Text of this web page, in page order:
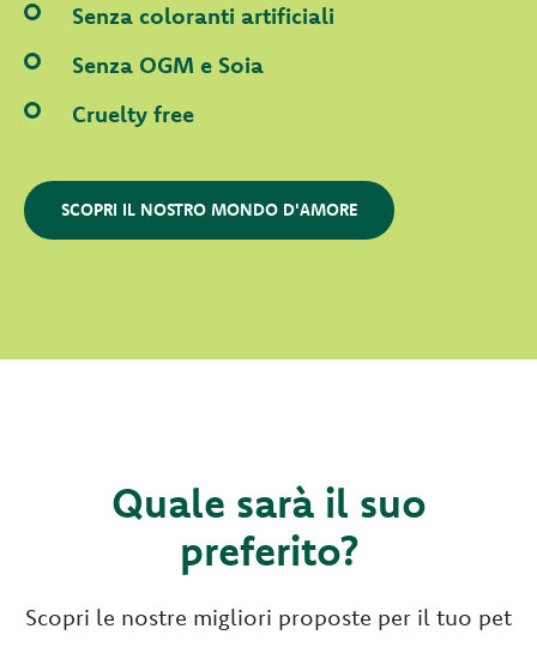
Senza coloranti artificiali
Senza OGM e Soia
Cruelty free
SCOPRI IL NOSTRO MONDO D'AMORE
Quale sarà il suo
preferito?
Scopri le nostre migliori proposte per il tuo pet